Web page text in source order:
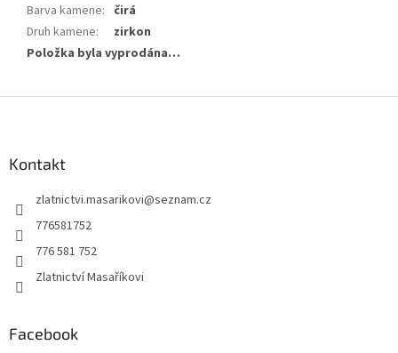
Barva kamene: čirá
Druh kamene:
zirkon
Položka byla vyprodána…
Kontakt
zlatnictvi.masarikovi@seznam.cz
776581752
776 581 752
Zlatnictví Masaříkovi
Facebook